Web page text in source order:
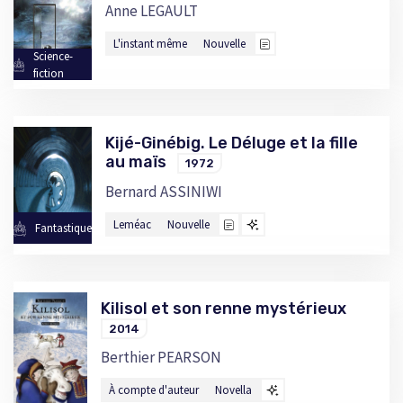
Science-
fiction
Anne LEGAULT
L'instant même Nouvelle
Fantastique
Kijé-Ginébig. Le Déluge et la fille
au maïs
1972
Bernard ASSINIWI
Leméac Nouvelle
Kilisol et son renne mystérieux
2014
Berthier PEARSON
À compte d'auteur Novella